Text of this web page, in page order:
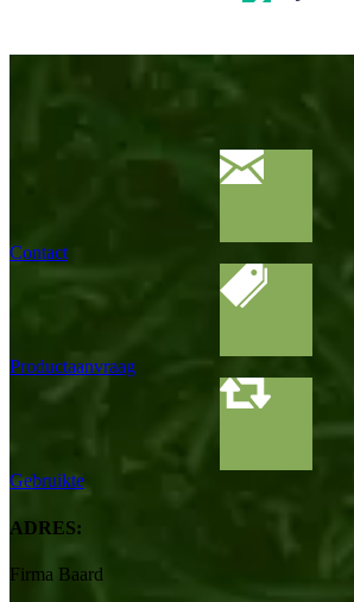
Contact
Productaanvraag
Gebruikte
ADRES:
Firma Baard